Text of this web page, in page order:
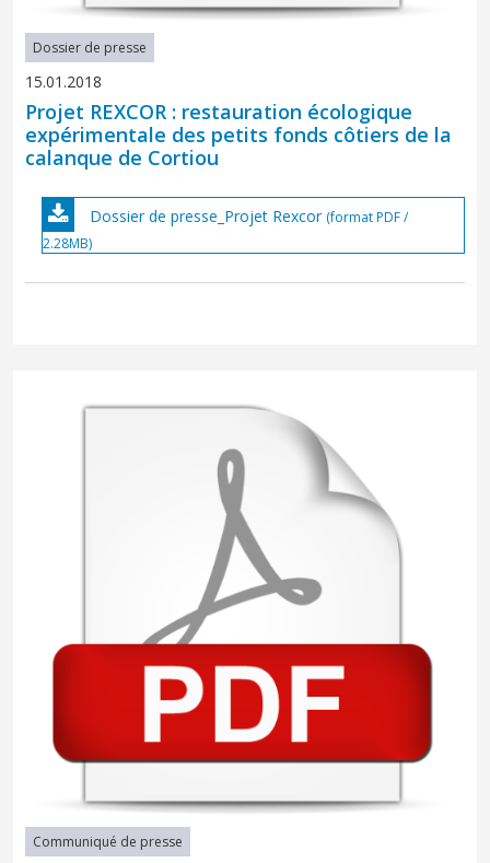
Dossier de presse
15.01.2018
Projet REXCOR : restauration écologique
expérimentale des petits fonds côtiers de la
calanque de Cortiou
Dossier de presse_Projet Rexcor (format PDF /
2.28MB)
Communiqué de presse